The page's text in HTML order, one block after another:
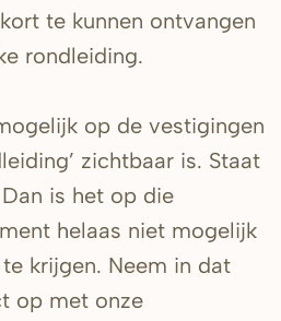
te kunnen ontvangen
rondleiding.
op de vestigingen
zichtbaar is. Staat
is het op die
helaas niet mogelijk
krijgen. Neem in dat
op met onze